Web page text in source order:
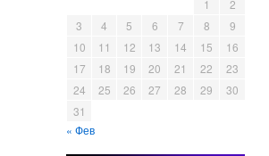
1
2
3
4 5 6 7 8
9
10
11 12 13 14 15
16
17
18 19 20 21 22
23
24
25 26 27 28 29
30
31
« Фев